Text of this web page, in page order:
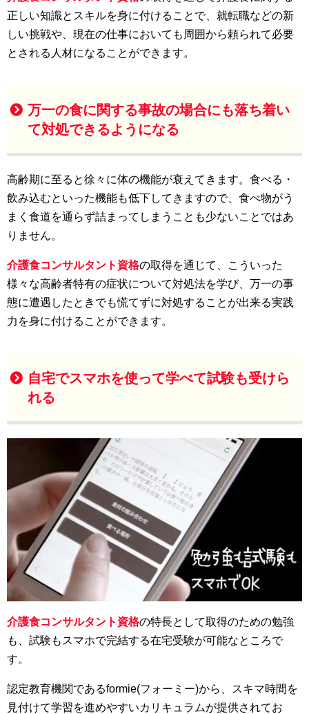
正しい知識とスキルを身に付けることで、就転職などの新
しい挑戦や、現在の仕事においても周囲から頼られて必要
とされる人材になることができます。
万一の食に関する事故の場合にも落ち着い
て対処できるようになる
高齢期に至ると徐々に体の機能が衰えてきます。食べる・
飲み込むといった機能も低下してきますので、食べ物がう
まく食道を通らず詰まってしまうことも少ないことではあ
りません。
介護食コンサルタント資格の取得を通じて、こういった
様々な高齢者特有の症状について対処法を学び、万一の事
態に遭遇したときでも慌てずに対処することが出来る実践
力を身に付けることができます。
自宅でスマホを使って学べて試験も受けら
れる
介護食コンサルタント資格の特長として取得のための勉強
も、試験もスマホで完結する在宅受験が可能なところで
す。
認定教育機関であるformie(フォーミー)から、スキマ時間を
見付けて学習を進めやすいカリキュラムが提供されてお